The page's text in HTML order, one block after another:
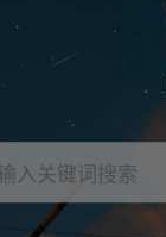
入关键词搜索